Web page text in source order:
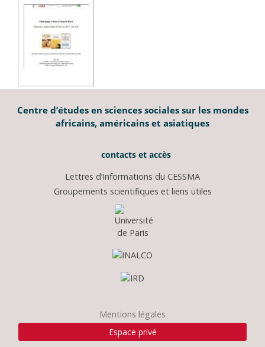
Centre d’études en sciences sociales sur les mondes
africains, américains et asiatiques
contacts et accès
Lettres d’Informations du CESSMA
Groupements scientifiques et liens utiles
Mentions légales
Espace privé